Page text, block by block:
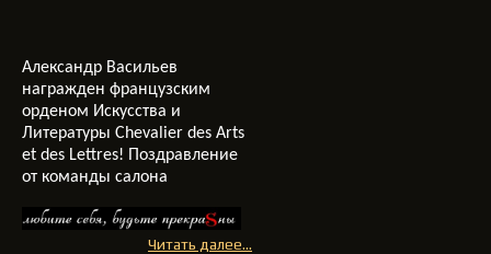
Александр Васильев
награжден французским
орденом Искусства и
Литературы Chevalier des Arts
et des Lettres! Поздравление
от команды салона
Читать далее...